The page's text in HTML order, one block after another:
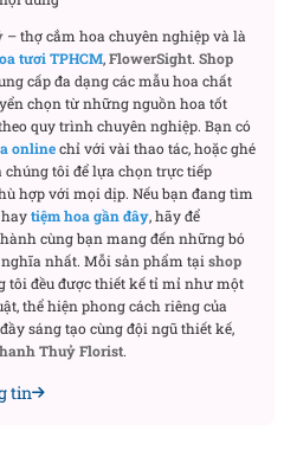
ràng. Vàng của hướng
trắng của tana tạo không
làm nền mát, giấy kem kết
sang và sạch. Gấu
hơn đỉnh vòng hoa một
gấu không che hoa và
cầm nắm
be. Lớp giấy mờ lót
trục chéo để đường biên
– thợ cắm hoa chuyên nghiệp và là
tươi TPHCM,FlowerSight. Shop
cấp đa dạng các mẫu hoa chất
chọn từ những nguồn hoa tốt
quy trình chuyên nghiệp. Bạn có
onlinechỉ với vài thao tác, hoặc ghé
chúng tôi để lựa chọn trực tiếp
hợp với mọi dịp. Nếu bạn đang tìm
haytiệm hoa gần đây, hãy để
cùng bạn mang đến những bó
nhất. Mỗi sản phẩm tạishop
tôi đều được thiết kế tỉ mỉ như một
thể hiện phong cách riêng của
đầy sáng tạo cùng đội ngũ thiết kế,
Thuỷ Florist.
tin